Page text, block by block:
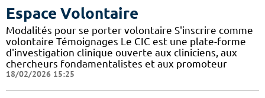
Espace Volontaire
Modalités pour se porter volontaire S'inscrire comme
volontaire Témoignages Le CIC est une plate-forme
d'investigation clinique ouverte aux cliniciens, aux
chercheurs fondamentalistes et aux promoteur
18/02/2026 15:25